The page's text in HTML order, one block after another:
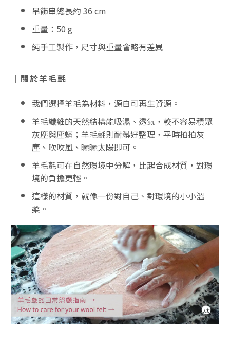
吊飾串總長約 36 cm
重量：50 g
純手工製作，尺寸與重量會略有差異
｜關於羊毛氈｜
我們選擇羊毛為材料，源自可再生資源。
羊毛纖維的天然結構能吸濕、透氣，較不容易積聚
灰塵與塵蟎；羊毛氈則耐髒好整理，平時拍拍灰
塵、吹吹風、曬曬太陽即可。
羊毛氈可在自然環境中分解，比起合成材質，對環
境的負擔更輕。
這樣的材質，就像一份對自己、對環境的小小溫
柔。